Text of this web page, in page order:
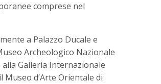
comprese nel
a Palazzo Ducale e
Archeologico Nazionale
Galleria Internazionale
Museo d’Arte Orientale di